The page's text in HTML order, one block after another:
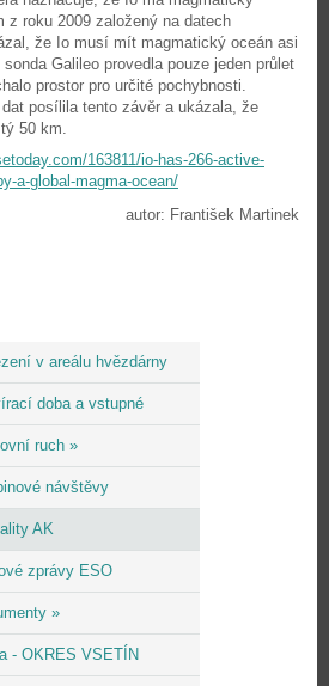
v areálu hvězdárny
doba a vstupné
ruch »
návštěvy
AK
zprávy ESO
»
- OKRES VSETÍN
z roku 2009 založený na datech
že Io musí mít magmatický oceán asi
Galileo provedla pouze jeden průlet
prostor pro určité pochybnosti.
posílila tento závěr a ukázala, že
50 km.
163811/io-has-266-active-
a-global-magma-ocean/
autor: František Martinek